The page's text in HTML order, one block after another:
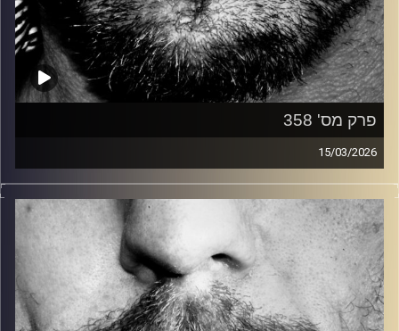
פרק מס' 358
15/03/2026
זיפים, מוזיקה מחוספסת של הופעות חיות. הרבה ג'אם, רוק,
בלוז, bluegrass, ג'אז, Fאנק, פרוגרסיב ואפילו אלקטרוניקה.
כל מה שחי, אמיתי ונושם.
עם שמוליק רגב.
קרדיט תמונות: David Goehring